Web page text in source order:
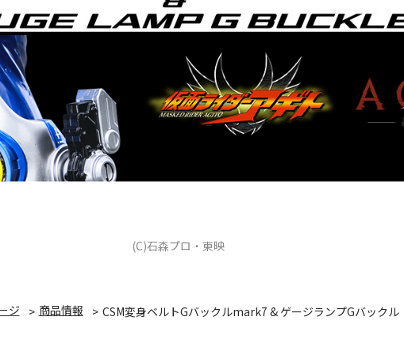
(C)石森プロ・東映
ジ 商品情報 CSM変身ベルトGバックルmark7 & ゲージランプGバックル